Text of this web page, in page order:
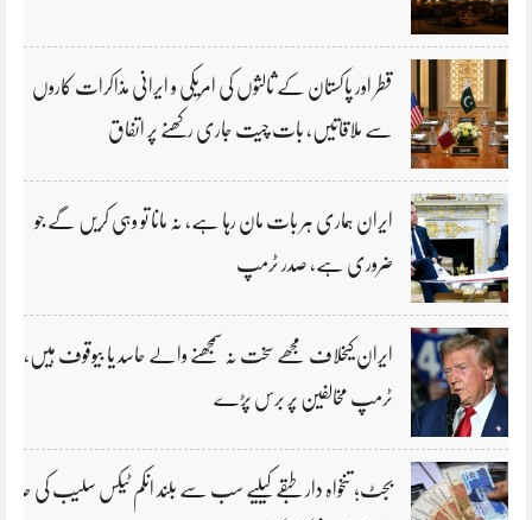
قطر اور پاکستان کے ثالثوں کی امریکی و ایرانی مذاکرات کاروں
سے ملاقاتیں، بات چیت جاری رکھنے پر اتفاق
ایران ہماری ہر بات مان رہا ہے، نہ مانا تو وہی کریں گے جو
ضروری ہے، صدر ٹرمپ
ایران کیخلاف مجھے سخت نہ سمجھنے والے حاسد یا بیوقوف ہیں،
ٹرمپ مخالفین پر برس پڑے
بجٹ؛ تنخواہ دار طبقے کیلیے سب سے بلند انکم ٹیکس سلیب کی حد